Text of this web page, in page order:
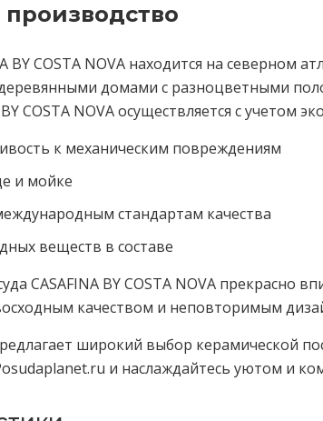
BY COSTA NOVA находится на северном
домами с разноцветными
BY COSTA NOVA осуществляется с
к механическим повреждениям
и мойке
стандартам качества
веществ в составе
CASAFINA BY COSTA NOVA
качеством и неповторимым
широкий выбор керамической
и наслаждайтесь уютом и